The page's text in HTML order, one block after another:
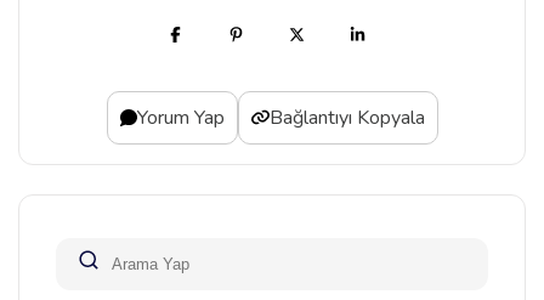
Yorum Yap Bağlantıyı Kopyala